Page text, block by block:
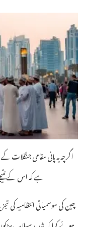
اگرچہ یہ پانی مقامی جنگلات
ہے کہ اس کے
چین کی موسمیاتی انتظامیہ